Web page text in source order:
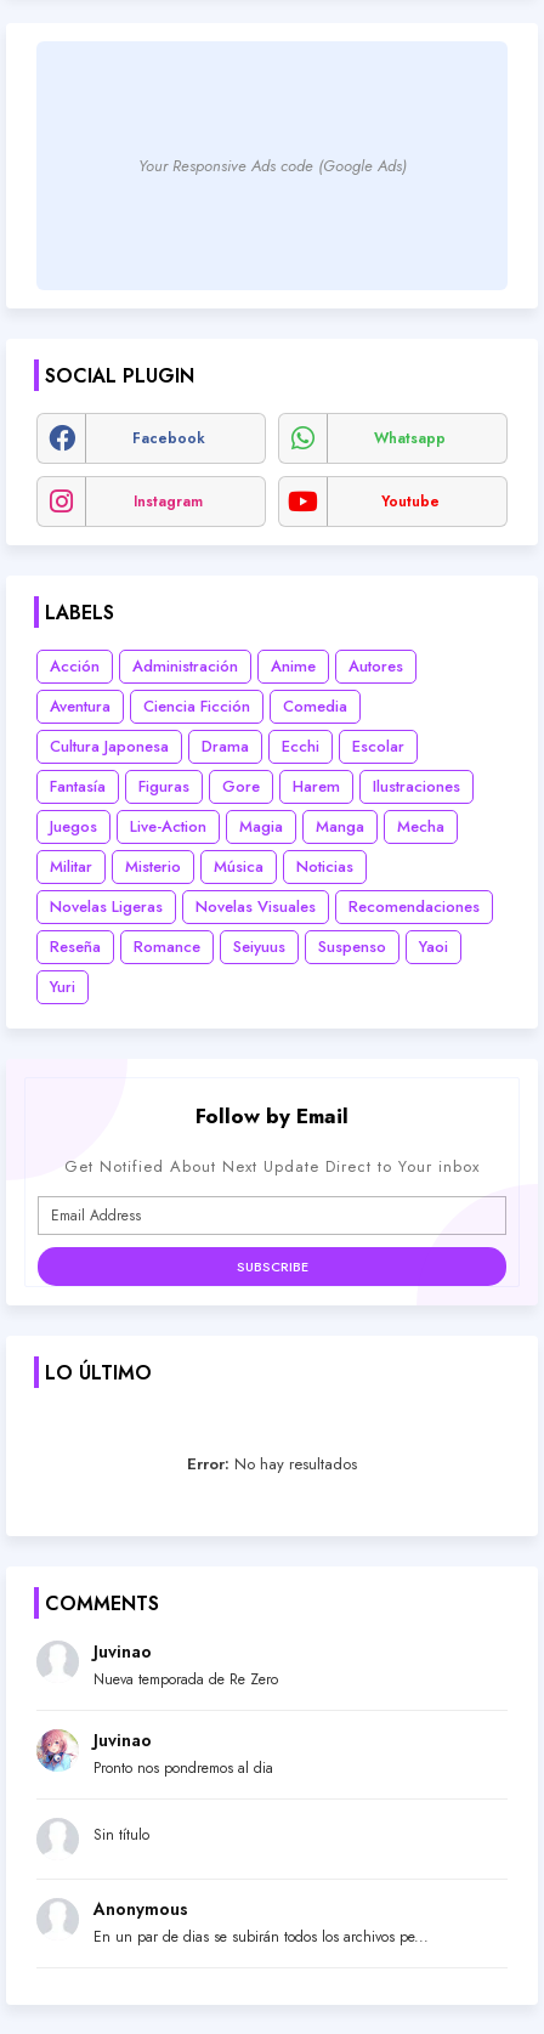
Your Responsive Ads code (Google Ads)
SOCIAL PLUGIN
Facebook Whatsapp
Instagram Youtube
LABELS
Acción Administración Anime
Autores
Aventura
Ciencia Ficción
Comedia
Cultura Japonesa
Drama Ecchi
Escolar
Fantasía
Figuras Gore Harem
Ilustraciones
Juegos
Live-Action Magia Manga
Mecha
Militar
Misterio Música
Noticias
Novelas Ligeras
Novelas Visuales
Recomendaciones
Reseña
Romance Seiyuus Suspenso
Yaoi
Yuri
Follow by Email
Get Notified About Next Update Direct to Your inbox
LO ÚLTIMO
Error: No hay resultados
COMMENTS
Juvinao
Nueva temporada de Re Zero
Juvinao
Pronto nos pondremos al dia
Sin título
Anonymous
En un par de dias se subirán todos los archivos pe...